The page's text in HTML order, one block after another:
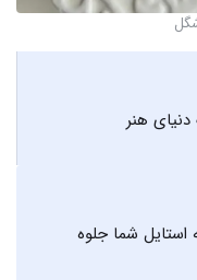
استایل شما جلوه